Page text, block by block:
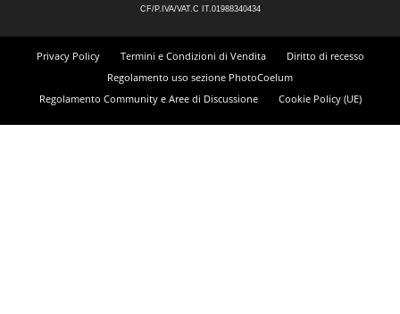
CF/P.IVA/VAT.C IT.01988340434
Privacy Policy Termini e Condizioni di Vendita
Diritto di recesso
Regolamento uso sezione PhotoCoelum
Regolamento Community e Aree di Discussione
Cookie Policy (UE)